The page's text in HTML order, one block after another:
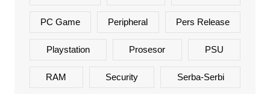
PC Game Peripheral Pers Release
Playstation Prosesor PSU
RAM Security Serba-Serbi